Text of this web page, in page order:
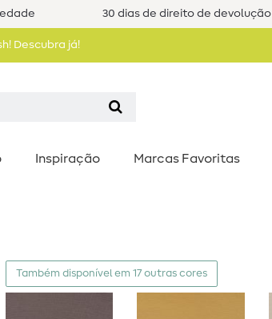
30 dias de direito de devolução
Descubra já!
Inspiração Marcas Favoritas
Também disponível em 17 outras cores